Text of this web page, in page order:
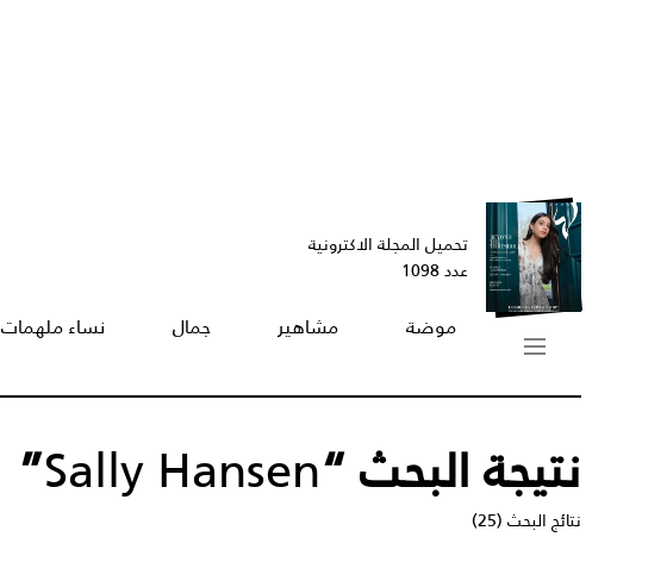
تحميل المجلة الاكترونية
عدد 1098
موضة مشاهير جمال نساء ملهمات
نتيجة البحث “Sally Hansen
”
نتائج البحث (25)